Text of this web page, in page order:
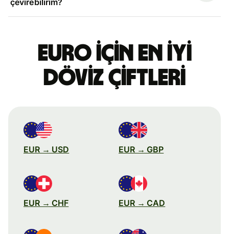
Euro için en iyi
döviz çiftleri
EUR → USD EUR → GBP
EUR → CHF EUR → CAD